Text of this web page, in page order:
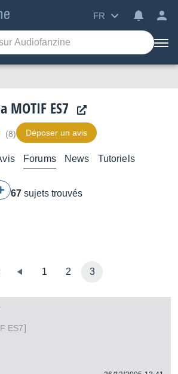
FR
MOTIF ES7
(8) Déposer un avis
Forums News Tutoriels
67 sujets trouvés
1 2 3
ES7]